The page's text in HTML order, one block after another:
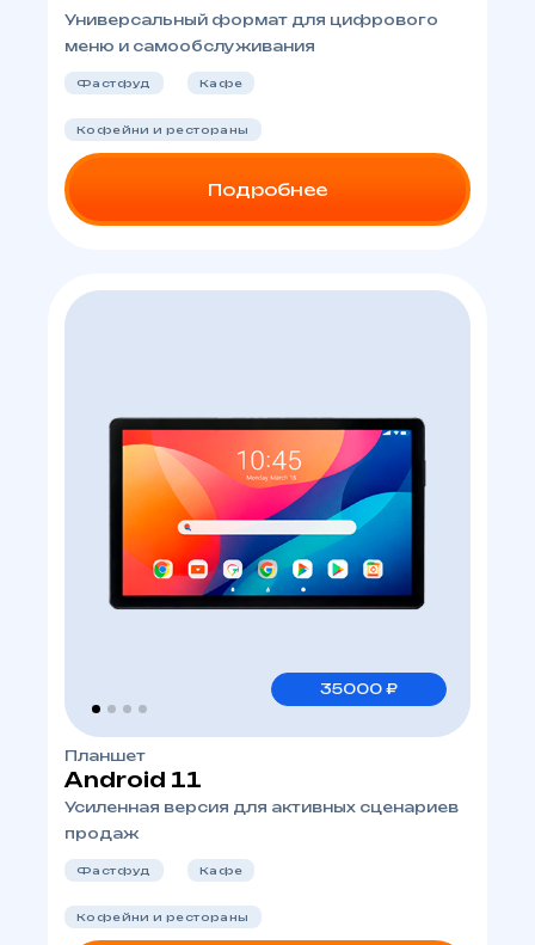
Универсальный формат для цифрового
меню и самообслуживания
Фастфуд Кафе
Кофейни и рестораны
Подробнее
35000 ₽
Планшет
Android 11
Усиленная версия для активных сценариев
продаж
Фастфуд Кафе
Кофейни и рестораны